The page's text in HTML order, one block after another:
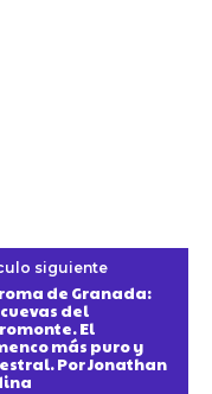
siguiente
de Granada:
del
El
más puro y
Por Jonathan